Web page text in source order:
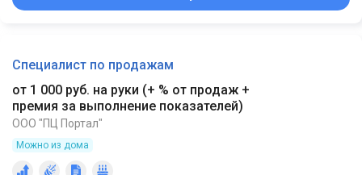
Специалист по продажам
от 1 000 руб. на руки (+ % от продаж +
премия за выполнение показателей)
ООО "ПЦ Портал"
Можно из дома